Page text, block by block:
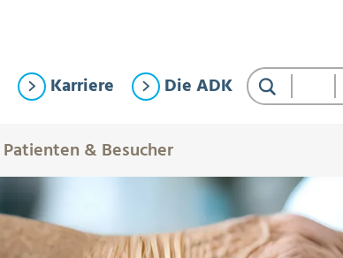
Karriere Die ADK Suche
Patienten & Besucher